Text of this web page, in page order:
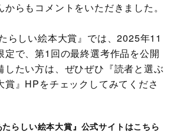
らもコメントをいただきました。
らしい絵本大賞』では、2025年11
定で、第1回の最終選考作品を公開
たい方は、ぜひぜひ『読者と選ぶ
賞』HPをチェックしてみてくださ
らしい絵本大賞』公式サイトはこちら